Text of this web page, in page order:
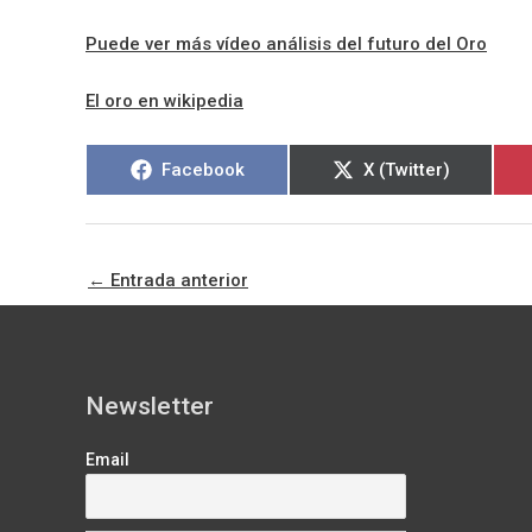
Puede ver más vídeo análisis del futuro del Oro
El oro en wikipedia
Compartir
Facebook
Compartir
en
X (Twitter)
← Entrada anterior
Newsletter
Email